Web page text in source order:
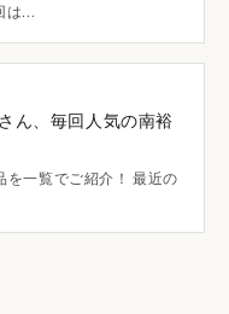
は...
ん、毎回人気の南裕
を一覧でご紹介！ 最近の